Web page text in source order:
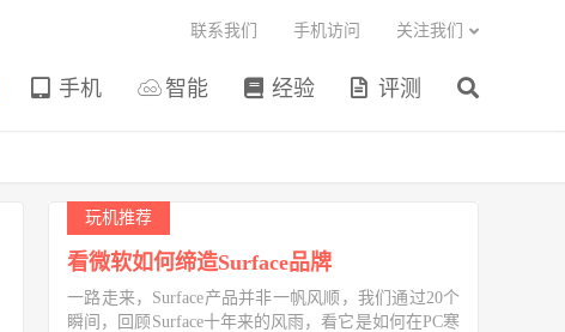
手机 智能 经验 评测
联系我们 手机访问 关注我们
玩机推荐
看微软如何缔造Surface品牌
一路走来，Surface产品并非一帆风顺，我们通过20个
瞬间，回顾Surface十年来的风雨，看它是如何在PC寒